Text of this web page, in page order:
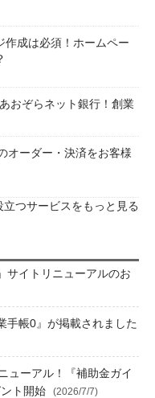
作成は必須！ホームペー
おぞらネット銀行！創業
オーダー・決済をお客様
立つサービスをもっと見る
サイトリニューアルのお
手帳0』が掲載されました
ューアル！『補助金ガイ
ト開始
(2026/7/7)